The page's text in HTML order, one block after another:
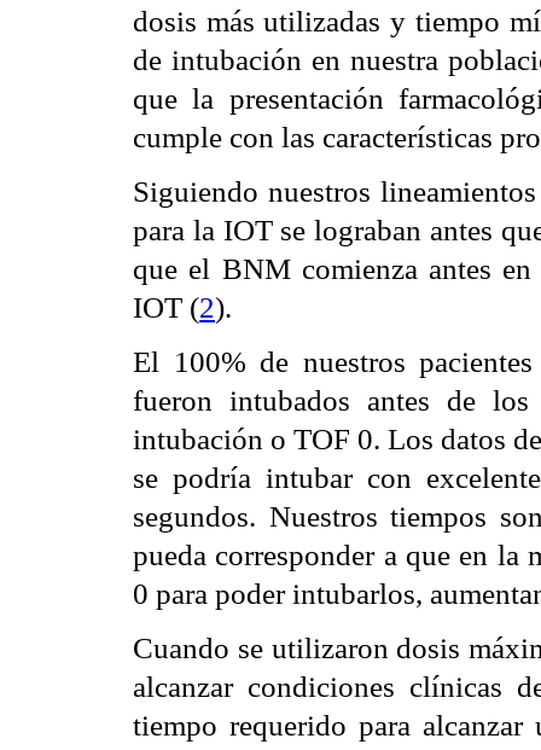
dosis más utilizadas y tiempo
de intubación en nuestra
que la presentación
cumple con las características
Siguiendo nuestros
para la IOT se lograban antes
que el BNM comienza antes
IOT (2).
El 100% de nuestros
fueron intubados antes de
intubación o TOF 0. Los datos
se podría intubar con
segundos. Nuestros tiempos
pueda corresponder a que en la
0 para poder intubarlos,
Cuando se utilizaron dosis
alcanzar condiciones clínicas
tiempo requerido para